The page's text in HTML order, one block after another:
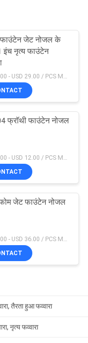
जेट नोजल के
इंच नृत्य फाउंटेन
USD 1.00 - USD 29.00 / PCS MOQ:1 टुकड़ा
फ्रॉथी फाउंटेन नोजल
USD 1.00 - USD 12.00 / PCS MOQ:1 टुकड़ा
जेट फाउंटेन नोजल
तैरता हुआ फव्वारा
नृत्य फव्वारा